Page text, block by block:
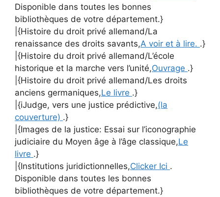
Disponible dans toutes les bonnes
bibliothèques de votre département.}
|{Histoire du droit privé allemand/La
renaissance des droits savants,A voir et à lire. .}
|{Histoire du droit privé allemand/L’école
historique et la marche vers l’unité,Ouvrage .}
|{Histoire du droit privé allemand/Les droits
anciens germaniques,Le livre .}
|{iJudge, vers une justice prédictive,(la
couverture) .}
|{Images de la justice: Essai sur l’iconographie
judiciaire du Moyen âge à l’âge classique,Le
livre .}
|{Institutions juridictionnelles,Clicker Ici .
Disponible dans toutes les bonnes
bibliothèques de votre département.}